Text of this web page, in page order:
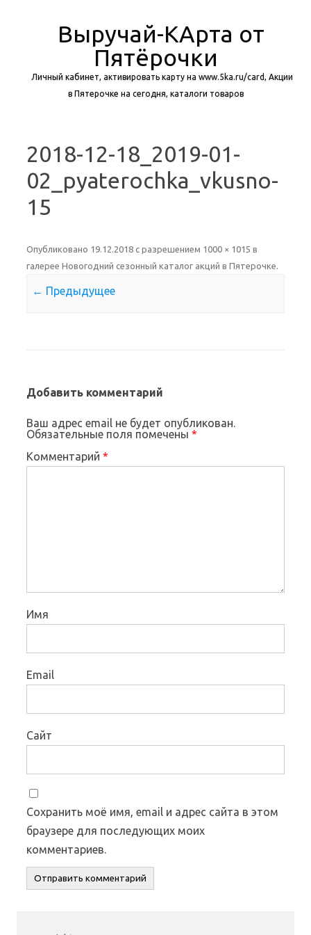
Выручай-КАрта от
Пятёрочки
Личный кабинет, активировать карту на www.5ka.ru/card, Акции
в Пятерочке на сегодня, каталоги товаров
2018-12-18_2019-01-
02_pyaterochka_vkusno-
15
Опубликовано 19.12.2018 с разрешением 1000 × 1015 в
галерее Новогодний сезонный каталог акций в Пятерочке.
← Предыдущее
Добавить комментарий
Ваш адрес email не будет опубликован.
Обязательные поля помечены *
Комментарий *
Имя
Email
Сайт
Сохранить моё имя, email и адрес сайта в этом
браузере для последующих моих
комментариев.